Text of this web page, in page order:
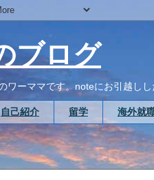
ブログ
ワーママです。noteにお引越し
自己紹介 留学 海外就